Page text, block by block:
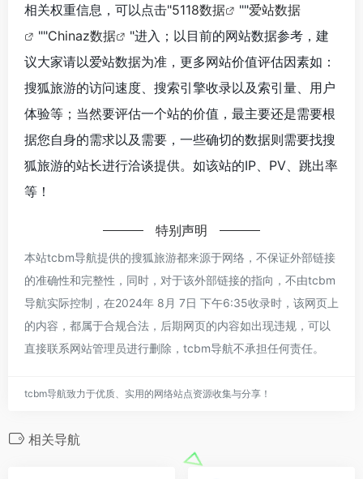
相关权重信息，可以点击"5118数据 ""爱站数据
""Chinaz数据
"进入；以目前的网站数据参考，建
议大家请以爱站数据为准，更多网站价值评估因素如：
搜狐旅游的访问速度、搜索引擎收录以及索引量、用户
体验等；当然要评估一个站的价值，最主要还是需要根
据您自身的需求以及需要，一些确切的数据则需要找搜
狐旅游的站长进行洽谈提供。如该站的IP、PV、跳出率
等！
特别声明
本站tcbm导航提供的搜狐旅游都来源于网络，不保证外部链接
的准确性和完整性，同时，对于该外部链接的指向，不由tcbm
导航实际控制，在2024年 8月 7日 下午6:35收录时，该网页上
的内容，都属于合规合法，后期网页的内容如出现违规，可以
直接联系网站管理员进行删除，tcbm导航不承担任何责任。
tcbm导航致力于优质、实用的网络站点资源收集与分享！
相关导航